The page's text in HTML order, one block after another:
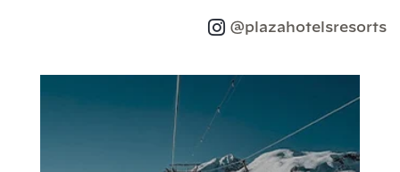
@plazahotelsresorts